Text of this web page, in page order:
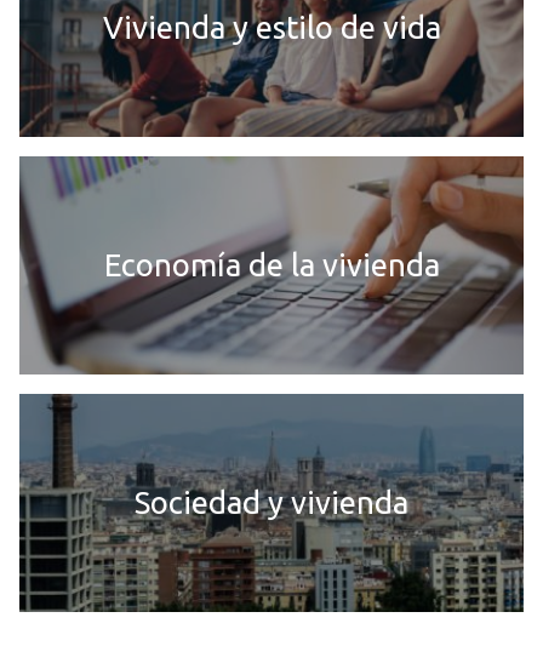
Vivienda y estilo de vida
Economía de la vivienda
Sociedad y vivienda